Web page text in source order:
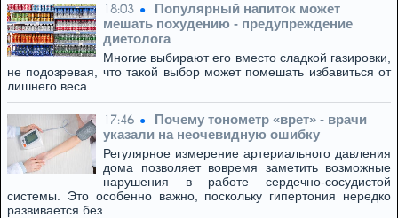
18:03
Популярный напиток может
мешать похудению - предупреждение
диетолога
Многие выбирают его вместо сладкой газировки,
не подозревая, что такой выбор может помешать избавиться от
лишнего веса.
17:46
Почему тонометр «врет» - врачи
указали на неочевидную ошибку
Регулярное измерение артериального давления
дома позволяет вовремя заметить возможные
нарушения в работе сердечно-сосудистой
системы. Это особенно важно, поскольку гипертония нередко
развивается без…